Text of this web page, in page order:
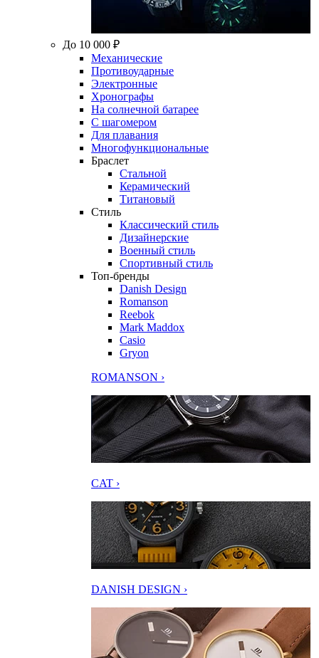
До 10 000 ₽
Механические
Противоударные
Электронные
Хронографы
На солнечной батарее
С шагомером
Для плавания
Многофункциональные
Браслет
Стальной
Керамический
Титановый
Стиль
Классический стиль
Дизайнерские
Военный стиль
Спортивный стиль
Топ-бренды
Danish Design
Romanson
Reebok
Mark Maddox
Casio
Gryon
ROMANSON ›
CAT ›
DANISH DESIGN ›